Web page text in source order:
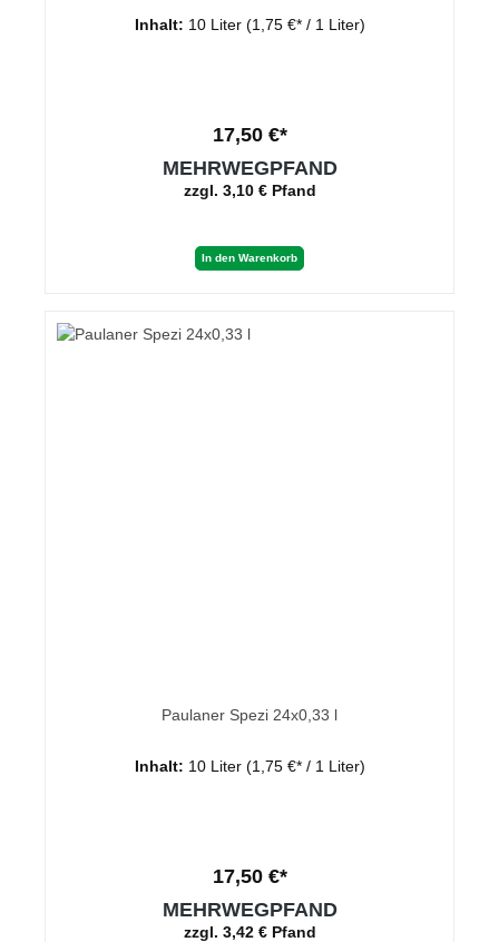
Inhalt: 10 Liter (1,75 €* / 1 Liter)
17,50 €*
MEHRWEGPFAND
zzgl. 3,10 € Pfand
In den Warenkorb
Paulaner Spezi 24x0,33 l
Inhalt: 10 Liter (1,75 €* / 1 Liter)
17,50 €*
MEHRWEGPFAND
zzgl. 3,42 € Pfand